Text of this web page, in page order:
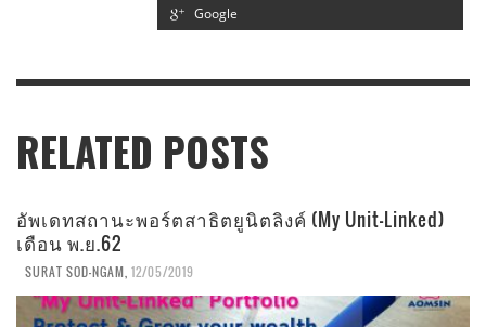
Google
RELATED POSTS
อัพเดทสถานะพอร์ตสาธิตยูนิตลิงค์ (My Unit-Linked)
เดือน พ.ย.62
SURAT SOD-NGAM 12/05/2019